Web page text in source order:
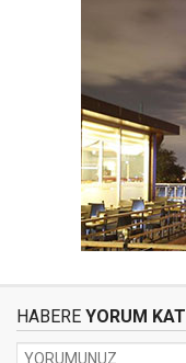
HABERE YORUM KAT